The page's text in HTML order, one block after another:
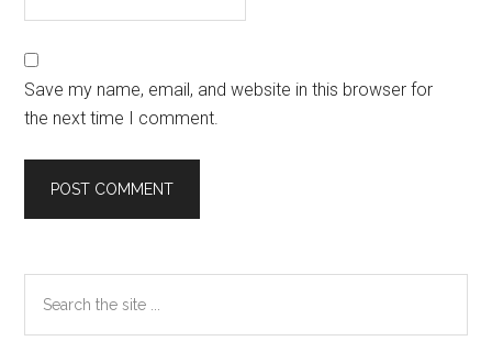
Save my name, email, and website in this browser for
the next time I comment.
Primary
Sidebar
the